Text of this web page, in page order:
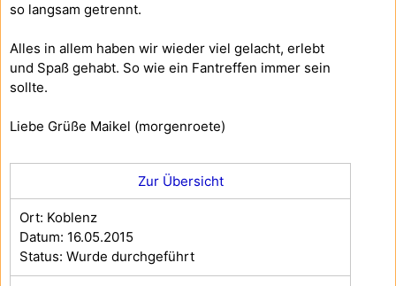
so langsam getrennt.
Alles in allem haben wir wieder viel gelacht, erlebt
und Spaß gehabt. So wie ein Fantreffen immer sein
sollte.
Liebe Grüße Maikel (morgenroete)
Zur Übersicht
Ort: Koblenz
Datum: 16.05.2015
Status: Wurde durchgeführt